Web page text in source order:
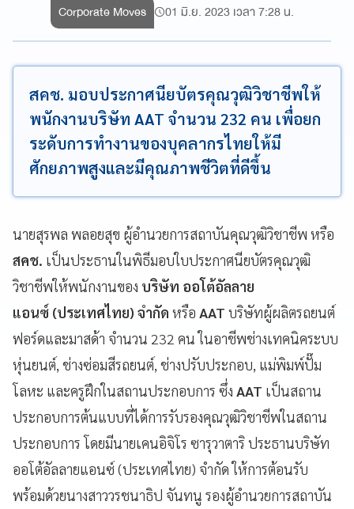
Corporate Moves 01 มิ.ย. 2023 เวลา 7:28 น.
สคช. มอบประกาศนียบัตรคุณวุฒิวิชาชีพให้
พนักงานบริษัท AAT จำนวน 232 คน เพื่อยก
ระดับการทำงานของบุคลากรไทยให้มี
ศักยภาพสูงและมีคุณภาพชีวิตที่ดีขึ้น
นายสุรพล พลอยสุข ผู้อำนวยการสถาบันคุณวุฒิวิชาชีพ หรือ
สคช. เป็นประธานในพิธีมอบใบประกาศนียบัตรคุณวุฒิ
วิชาชีพให้พนักงานของ บริษัท ออโต้อัลลาย
แอนซ์ (ประเทศไทย) จำกัด หรือ AAT บริษัทผู้ผลิตรถยนต์
ฟอร์ดและมาสด้า จำนวน 232 คน ในอาชีพช่างเทคนิคระบบ
หุ่นยนต์, ช่างซ่อมสีรถยนต์, ช่างปรับประกอบ, แม่พิมพ์ปั๊ม
โลหะ และครูฝึกในสถานประกอบการ ซึ่ง AAT เป็นสถาน
ประกอบการต้นแบบที่ได้การรับรองคุณวุฒิวิชาชีพในสถาน
ประกอบการ โดยมีนายเคนอิจิโร ซารุวาตาริ ประธานบริษัท
ออโต้อัลลายแอนซ์ (ประเทศไทย) จำกัด ให้การต้อนรับ
พร้อมด้วยนางสาววรชนาธิป จันทนู รองผู้อำนวยการสถาบัน